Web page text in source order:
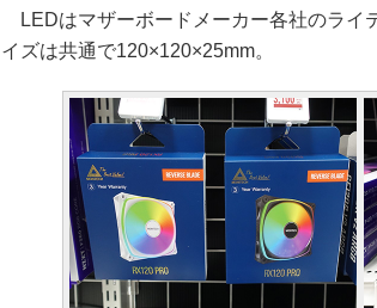
LEDはマザーボードメーカー各社のライ
イズは共通で120×120×25mm。